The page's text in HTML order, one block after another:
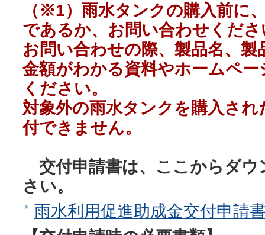
（※1）雨水タンクの購入前に
であるか、お問い合わせくださ
お問い合わせの際、製品名、
金額がわかる資料やホームペ
ください。
対象外の雨水タンクを購入さ
付できません。
交付申請書は、ここからダ
さい。
雨水利用促進助成金交付申請